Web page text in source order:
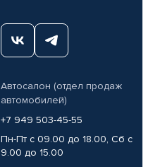
Автосалон (отдел продаж
автомобилей)
+7 949 503-45-55
Пн-Пт с 09.00 до 18.00, Сб с
9.00 до 15.00